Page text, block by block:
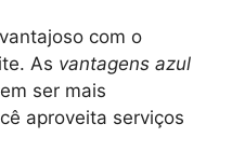
com o
As vantagens azul
ser mais
aproveita serviços